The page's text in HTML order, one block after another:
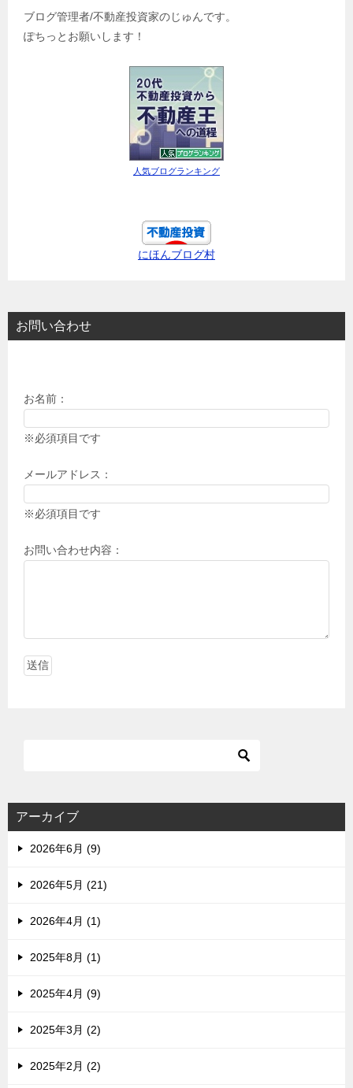
ブログ管理者/不動産投資家のじゅんです。
ぽちっとお願いします！
人気ブログランキング
にほんブログ村
お問い合わせ
お名前：
※必須項目です
メールアドレス：
※必須項目です
お問い合わせ内容：
アーカイブ
2026年6月 (9)
2026年5月 (21)
2026年4月 (1)
2025年8月 (1)
2025年4月 (9)
2025年3月 (2)
2025年2月 (2)